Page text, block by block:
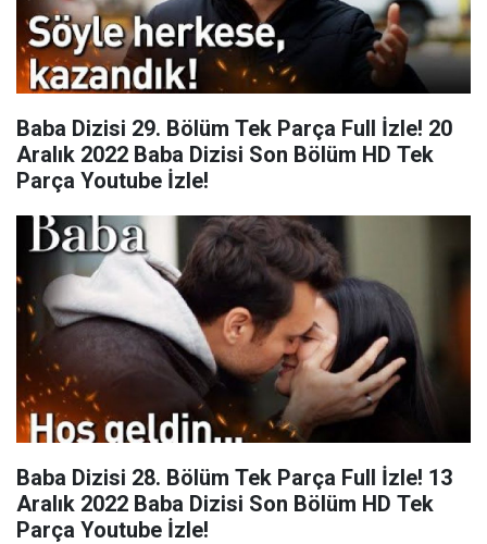
Baba Dizisi 29. Bölüm Tek Parça Full İzle! 20
Aralık 2022 Baba Dizisi Son Bölüm HD Tek
Parça Youtube İzle!
Baba Dizisi 28. Bölüm Tek Parça Full İzle! 13
Aralık 2022 Baba Dizisi Son Bölüm HD Tek
Parça Youtube İzle!